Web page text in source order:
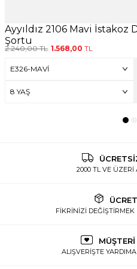
Ayyıldız 2106 Mavi
Şortu
2.240,00TL 1.568,00 TL
2000 TL VE ÜZERİ
FİKRİNİZİ
ALIŞVERİŞTE